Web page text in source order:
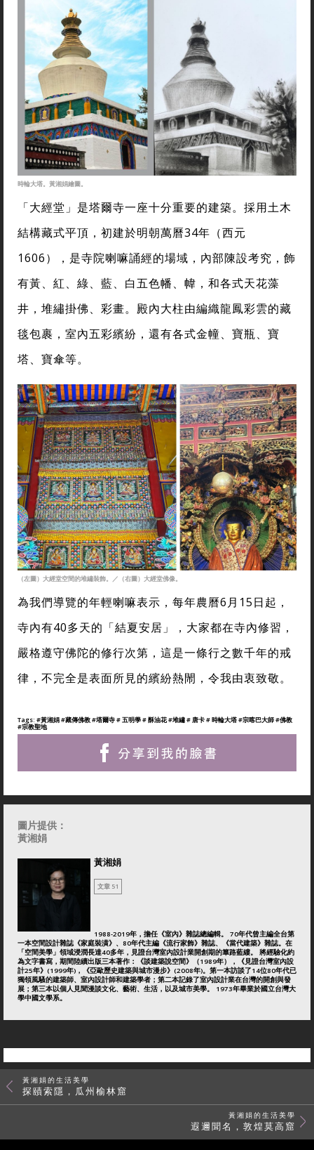
時輪大塔。黃湘娟繪圖。
「大經堂」是塔爾寺一座十分重要的建築。採用土木
結構藏式平頂，初建於明朝萬曆34年（西元
1606），是寺院喇嘛誦經的場域，內部陳設考究，飾
有黃、紅、綠、藍、白五色幡、幃，和各式天花藻
井，堆繡掛佛、彩畫。殿內大柱由編織龍鳳彩雲的藏
毯包裹，室內五彩繽紛，還有各式金幢、寶瓶、寶
塔、寶傘等。
（左圖）大經堂空間的堆繡裝飾。／（右圖）大經堂佛像。
為我們導覽的年輕喇嘛表示，每年農曆6月15日起，
寺內有40多天的「結夏安居」，大家都在寺內修習，
嚴格遵守佛陀的修行次第，這是一條行之數千年的戒
律，不完全是表面所見的繽紛熱閙，令我由衷致敬。
Tags: #黃湘娟#藏傳佛教#塔爾寺# 五明學# 酥油花#堆繡# 唐卡# 時輪大塔#宗喀巴大師#佛教
#宗教聖地
圖片提供：
黃湘娟
黃湘娟
文章 51
1988-2019年，擔任《室內》雜誌總編輯。 70年代曾主編全台第
一本空間設計雜誌《家庭裝潢》、80年代主編《流行家飾》雜誌、《當代建築》雜誌。在
「空間美學」領域浸潤長達40多年，見證台灣室內設計業開創期的篳路藍縷。 將經驗化約
為文字書寫，期間陸續出版三本著作：《談建築說空間》（1989年），《見證台灣室內設
計25年》(1999年)，《亞歐歷史建築與城市漫步》(2008年)。第一本訪談了14位80年代已
獨領風騷的建築師、室內設計師和建築學者；第二本記錄了室內設計業在台灣的開創與發
展；第三本以個人見聞漫談文化、藝術、生活，以及城市美學。 1973年畢業於國立台灣大
學中國文學系。
黃湘娟的生活美學
探賾索隱，瓜州榆林窟
黃湘娟的生活美學
遐邇聞名，敦煌莫高窟